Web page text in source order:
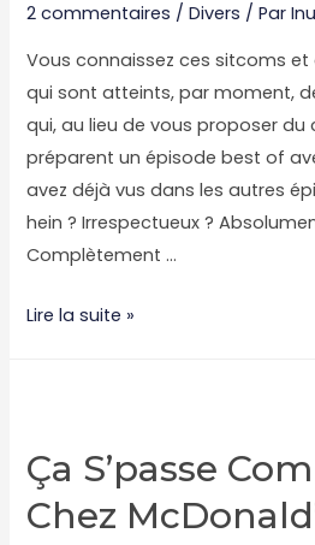
2 commentaires /Divers / Par
Vous connaissez ces sitcoms et
qui sont atteints, par moment,
qui, au lieu de vous proposer du
préparent un épisode best of
avez déjà vus dans les autres
hein ? Irrespectueux ?
Complètement …
Trois
feignasse
#1
Lire la suite »
Ça S’passe
Chez